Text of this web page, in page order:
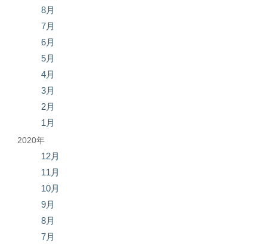
8月
7月
6月
5月
4月
3月
2月
1月
2020年
12月
11月
10月
9月
8月
7月